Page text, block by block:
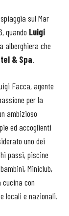
sul Mar
quando Luigi
che
& Spa.
Facca, agente
per la
ambizioso
ed accoglienti
uno dei
passi, piscine
Miniclub,
cucina con
locali e nazionali.